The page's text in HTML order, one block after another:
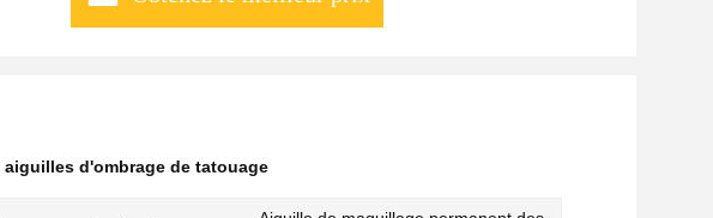
aiguilles d'ombrage de tatouage